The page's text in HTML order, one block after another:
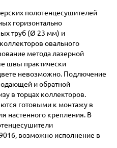
полотенцесушителей
горизонтально
труб (Ø 23 мм) и
овального
метода лазерной
швы практически
невозможно. Подлючение
и обратной
в торцах коллекторов.
готовыми к монтажу в
настенного крепления. В
возможно исполнение в